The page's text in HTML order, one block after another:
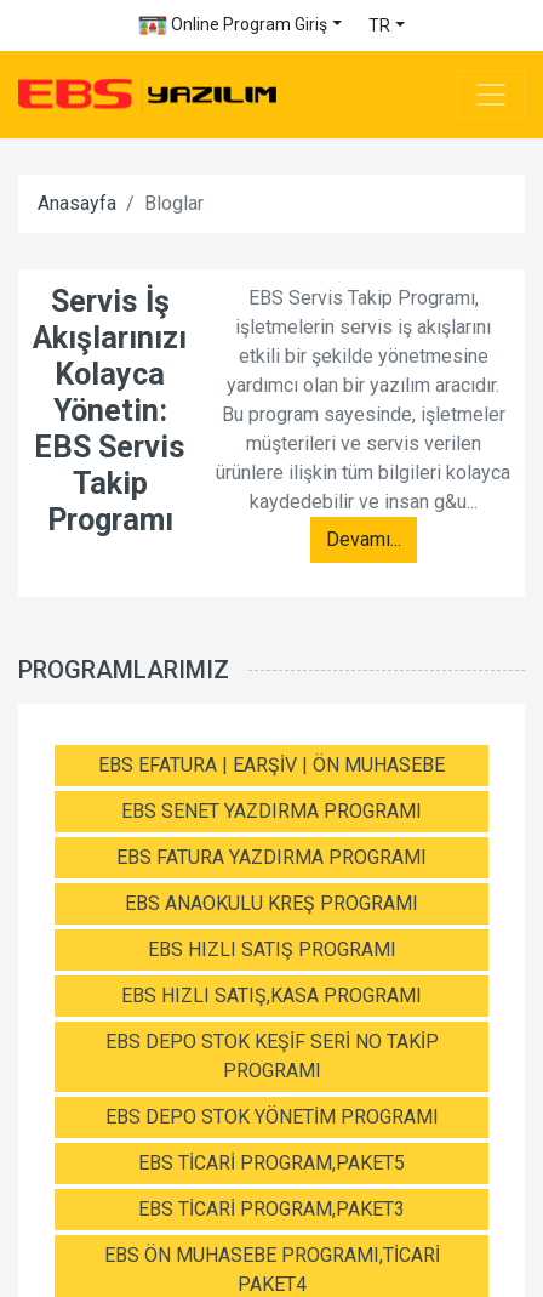
Online Program Giriş TR
Anasayfa Bloglar
Servis İş
Akışlarınızı
Kolayca
Yönetin:
EBS Servis
Takip
Programı
EBS Servis Takip Programı,
işletmelerin servis iş akışlarını
etkili bir şekilde yönetmesine
yardımcı olan bir yazılım aracıdır.
Bu program sayesinde, işletmeler
müşterileri ve servis verilen
ürünlere ilişkin tüm bilgileri kolayca
kaydedebilir ve insan g&u...
Devamı...
PROGRAMLARIMIZ
EBS EFATURA | EARŞİV | ÖN MUHASEBE
EBS SENET YAZDIRMA PROGRAMI
EBS FATURA YAZDIRMA PROGRAMI
EBS ANAOKULU KREŞ PROGRAMI
EBS HIZLI SATIŞ PROGRAMI
EBS HIZLI SATIŞ,KASA PROGRAMI
EBS DEPO STOK KEŞİF SERİ NO TAKİP
PROGRAMI
EBS DEPO STOK YÖNETİM PROGRAMI
EBS TİCARİ PROGRAM,PAKET5
EBS TİCARİ PROGRAM,PAKET3
EBS ÖN MUHASEBE PROGRAMI,TİCARİ
PAKET4